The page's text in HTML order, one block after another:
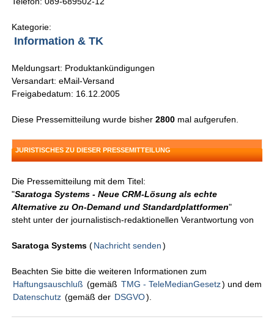
Kategorie:
Information & TK
Meldungsart: Produktankündigungen
Versandart: eMail-Versand
Freigabedatum: 16.12.2005
Diese Pressemitteilung wurde bisher2800 mal aufgerufen.
JURISTISCHES ZU DIESER PRESSEMITTEILUNG
Die Pressemitteilung mit dem Titel:
"Saratoga Systems - Neue CRM-Lösung als echte
Alternative zu On-Demand und Standardplattformen"
steht unter der journalistisch-redaktionellen Verantwortung von
Saratoga Systems (Nachricht senden )
Beachten Sie bitte die weiteren Informationen zum
Haftungsauschluß (gemäß TMG - TeleMedianGesetz) und dem
Datenschutz (gemäß der DSGVO).